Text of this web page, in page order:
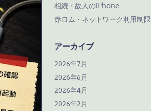
相続・故人のiPhone
赤ロム・ネットワーク利用制限
アーカイブ
2026年7月
2026年6月
2026年4月
2026年2月